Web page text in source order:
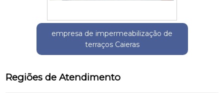
empresa de impermeabilização de
terraços Caieras
Regiões de Atendimento